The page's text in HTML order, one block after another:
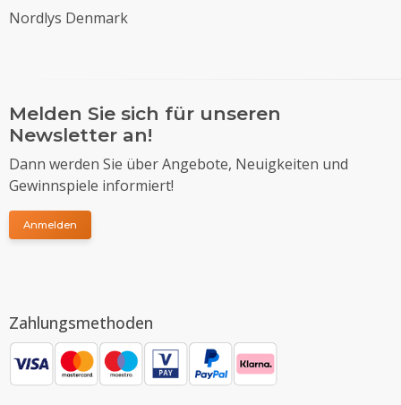
Nordlys Denmark
Melden Sie sich für unseren
Newsletter an!
Dann werden Sie über Angebote, Neuigkeiten und
Gewinnspiele informiert!
Anmelden
Zahlungsmethoden